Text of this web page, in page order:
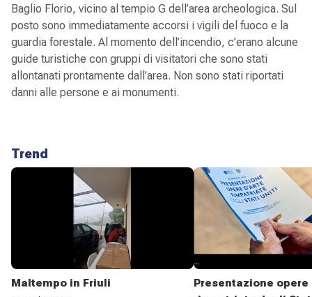
Baglio Florio, vicino al tempio G dell’area archeologica. Sul
posto sono immediatamente accorsi i vigili del fuoco e la
guardia forestale. Al momento dell’incendio, c’erano alcune
guide turistiche con gruppi di visitatori che sono stati
allontanati prontamente dall’area. Non sono stati riportati
danni alle persone e ai monumenti.
Trend
Maltempo in Friuli
Presentazione opere